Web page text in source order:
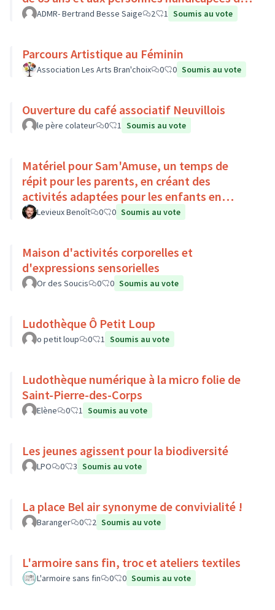
Pays Loire-Touraine.
ADMR- Bertrand Besse Saige 2 1 Soumis au vote
Parcours Artistique au Féminin
Association Les Arts Bran'choix 0 0 Soumis au vote
Ouverture du café associatif Neuvillois
le père colateur 0 1 Soumis au vote
Matériel pour Sam'Amuse, un temps de
répit pour les parents, en créant des
activités adaptées pour les enfants en
situation de handicap
Levieux Benoît 0 0 Soumis au vote
Maison d'activités corporelles et
d'expressions sensorielles
Or des Soucis 0 0 Soumis au vote
Ludothèque Ô Petit Loup
o petit loup 0 1 Soumis au vote
Ludothèque numérique à la micro folie de
Saint-Pierre-des-Corps
Elène 0 1 Soumis au vote
Les jeunes agissent pour la biodiversité
LPO 0 3 Soumis au vote
La place Bel air synonyme de convivialité !
Baranger 0 2 Soumis au vote
L'armoire sans fin, troc et ateliers textiles
L'armoire sans fin 0 0 Soumis au vote